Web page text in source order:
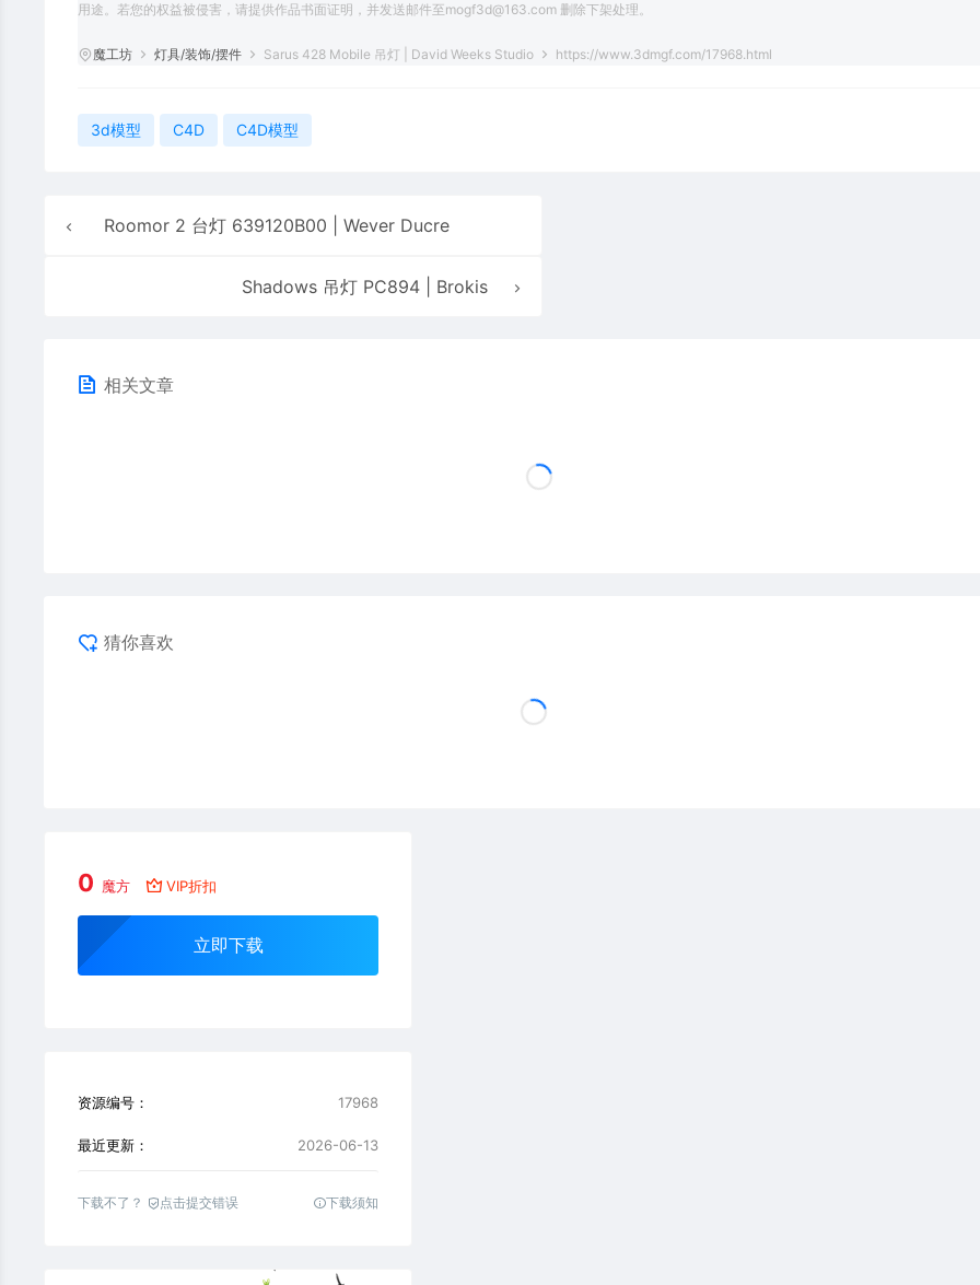
用途。若您的权益被侵害，请提供作品书面证明，并发送邮件至mogf3d@163.com 删除下架处理。
魔工坊 灯具/装饰/摆件 Sarus 428 Mobile 吊灯 | David Weeks Studio https://www.3dmgf.com/17968.html
3d模型 C4D C4D模型
Roomor 2 台灯 639120B00 | Wever Ducre
Shadows 吊灯 PC894 | Brokis
相关文章
猜你喜欢
0 魔方 VIP折扣
立即下载
资源编号： 17968
最近更新： 2026-06-13
下载不了？ 点击提交错误 下载须知